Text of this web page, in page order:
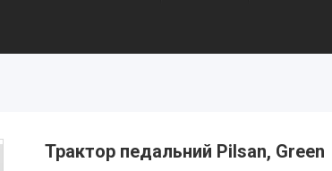
Трактор педальний Pilsan, Green